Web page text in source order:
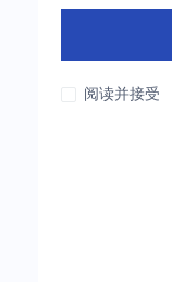
阅读并接受